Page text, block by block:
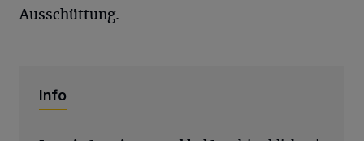
Ausschüttung.
Info